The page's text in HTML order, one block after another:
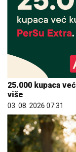
25.000 kupaca
03. 08. 2026 07:31